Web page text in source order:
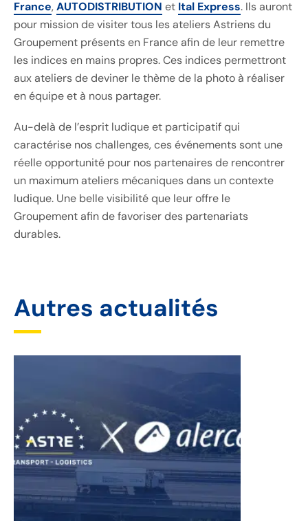
France,AUTODISTRIBUTION et Ital Express. Ils auront
pour mission de visiter tous les ateliers Astriens du
Groupement présents en France afin de leur remettre
les indices en mains propres. Ces indices permettront
aux ateliers de deviner le thème de la photo à réaliser
en équipe et à nous partager.
Au-delà de l’esprit ludique et participatif qui
caractérise nos challenges, ces événements sont une
réelle opportunité pour nos partenaires de rencontrer
un maximum ateliers mécaniques dans un contexte
ludique. Une belle visibilité que leur offre le
Groupement afin de favoriser des partenariats
durables.
Autres actualités